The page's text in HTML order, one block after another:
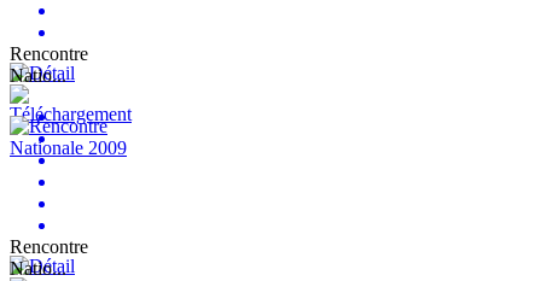
Rencontre
Natio...
Rencontre
Natio...